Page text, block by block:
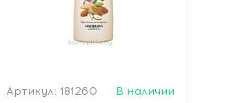
Артикул: 181260
В наличии